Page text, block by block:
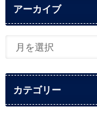
アーカイブ
カテゴリー